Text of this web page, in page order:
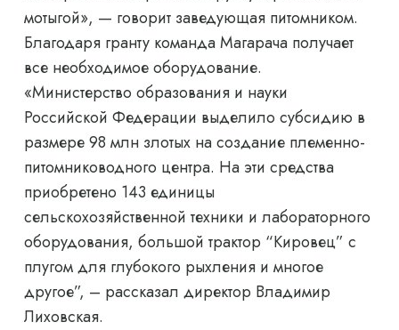
мотыгой», — говорит заведующая питомником.
Благодаря гранту команда Магарача получает
все необходимое оборудование.
«Министерство образования и науки
Российской Федерации выделило субсидию в
размере 98 млн злотых на создание племенно-
питомниководного центра. На эти средства
приобретено 143 единицы
сельскохозяйственной техники и лабораторного
оборудования, большой трактор “Кировец” с
плугом для глубокого рыхления и многое
другое”, – рассказал директор Владимир
Лиховская.